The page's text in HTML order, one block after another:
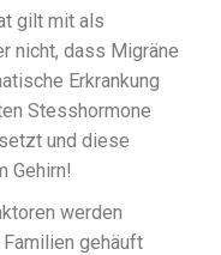
gilt mit als
nicht, dass Migräne
Erkrankung
Stesshormone
und diese
Gehirn!
werden
gehäuft